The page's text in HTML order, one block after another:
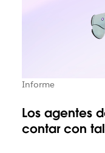
Informe
Los agentes
contar con